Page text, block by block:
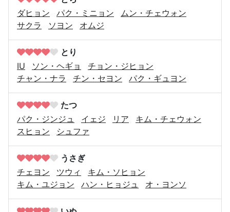
ダヒョン
パク・ミニョン
ムン・チェウォン
サクラ
ソヨン オムジ
とり
IU
ソン・ヘギョ
チョン・ジヒョン
チャン・ナラ
チン・セヨン パク・ギュヨン
たつ
パク・ジンジュ
イェジ リア
キム・チェウォン
スヒョン
シュファ
うさぎ
チェヨン
ツウィ
キム・ソヒョン
キム・ユジョン
ハン・ヒョジュ オ・ヨンソ